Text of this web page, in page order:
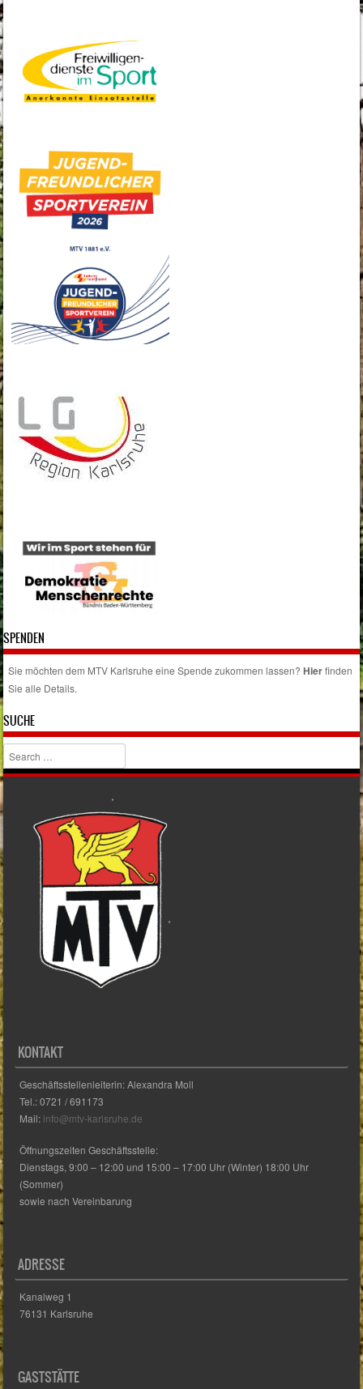
SPENDEN
Sie möchten dem MTV Karlsruhe eine Spende zukommen lassen?Hierfinden
Sie alle Details.
SUCHE
Search
KONTAKT
Geschäftsstellenleiterin: Alexandra Moll
Tel.: 0721 / 691173
Mail: info@mtv-karlsruhe.de
Öffnungszeiten Geschäftsstelle:
Dienstags, 9:00 – 12:00 und 15:00 – 17:00 Uhr (Winter) 18:00 Uhr
(Sommer)
sowie nach Vereinbarung
ADRESSE
Kanalweg 1
76131 Karlsruhe
GASTSTÄTTE